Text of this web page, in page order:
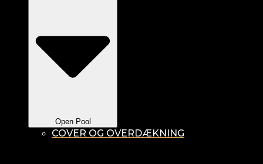
Open Pool
COVER OG OVERDÆKNING